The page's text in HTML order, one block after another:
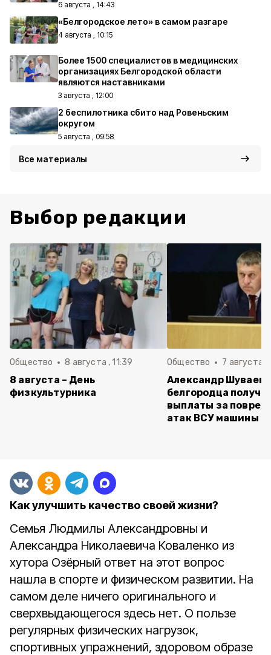
6 августа , 14:43
«Белгородское лето» в самом разгаре
4 августа , 10:15
Более 1500 специалистов в медицинских
организациях Белгородской области
являются наставниками
3 августа , 12:00
2 беспилотника сбито над Ровеньским
округом
5 августа , 09:58
Все материалы
Выбор редакции
Общество 8 августа , 11:39
8 августа – День
физкультурника
Общество 7 августа ,
Александр Шуваев:
белгородца
выплаты за
атак ВСУ машины
Как улучшить качество своей жизни?
Семья Людмилы Александровны и
Александра Николаевича Коваленко из
хутора Озёрный ответ на этот вопрос
нашла в спорте и физическом развитии. На
самом деле ничего оригинального и
сверхвыдающегося здесь нет. О пользе
регулярных физических нагрузок,
спортивных упражнений, здоровом образе